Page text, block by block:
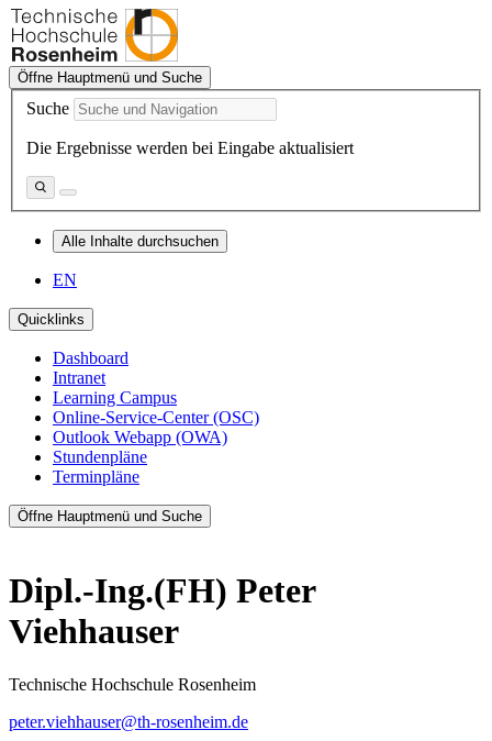
Öffne Hauptmenü und Suche
Suche
Die Ergebnisse werden bei Eingabe aktualisiert
Alle Inhalte durchsuchen
EN
Quicklinks
Dashboard
Intranet
Learning Campus
Online-Service-Center (OSC)
Outlook Webapp (OWA)
Stundenpläne
Terminpläne
Öffne Hauptmenü und Suche
Dipl.-Ing.(FH) Peter
Viehhauser
Technische Hochschule Rosenheim
peter.viehhauser@th-rosenheim.de